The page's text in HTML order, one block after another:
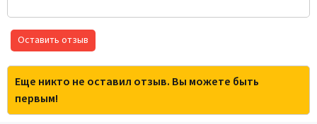
Оставить отзыв
Еще никто не оставил отзыв. Вы можете быть
первым!